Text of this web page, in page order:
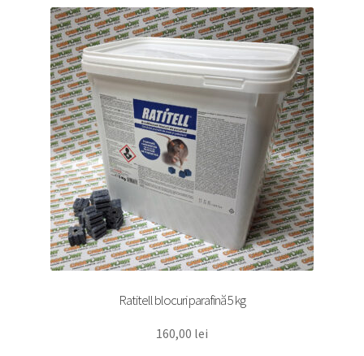
Ratitell blocuri parafină 5 kg
160,00 lei